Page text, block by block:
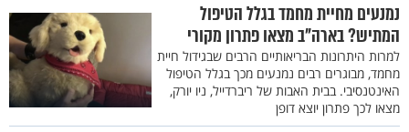
נמנעים מחיית מחמד בגלל הטיפול
המתיש? בארה"ב מצאו פתרון מקורי
למרות היתרונות הבריאותיים הרבים שבגידול חיית
מחמד, מבוגרים רבים נמנעים מכך בגלל הטיפול
האינטנסיבי. בבית האבות של ריברדייל, ניו יורק,
מצאו לכך פתרון יוצא דופן